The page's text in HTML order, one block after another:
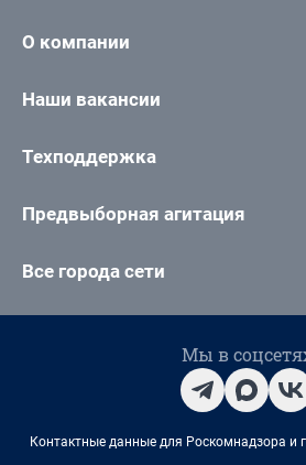
О компании
Наши вакансии
Техподдержка
Предвыборная агитация
Все города сети
Мы в
Контактные данные для Роскомнадзора и